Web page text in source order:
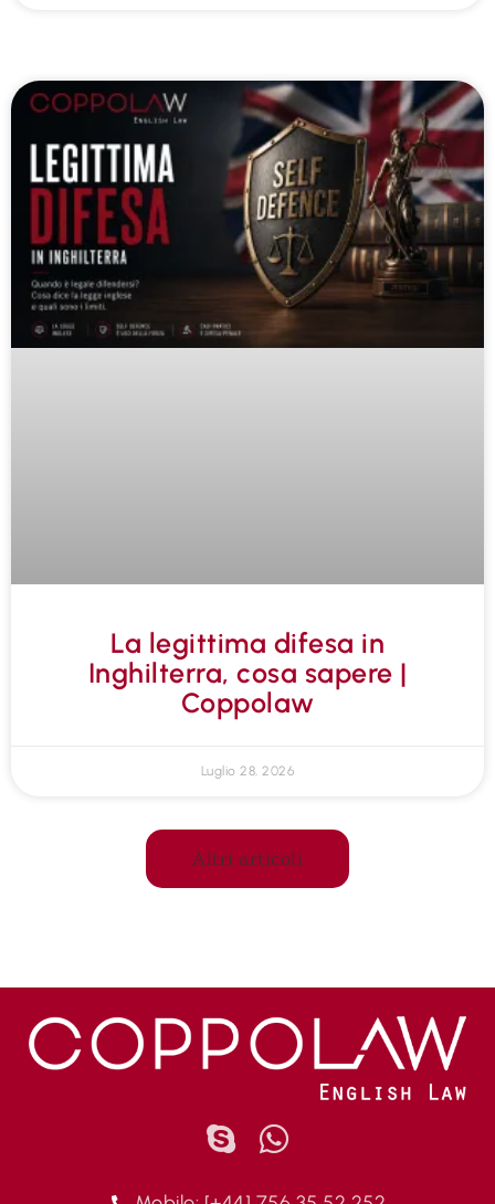
La legittima difesa in
Inghilterra, cosa sapere |
Coppolaw
Luglio 28, 2026
Altri articoli